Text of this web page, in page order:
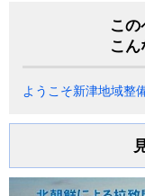
こ
こ
ようこそ新津地域整